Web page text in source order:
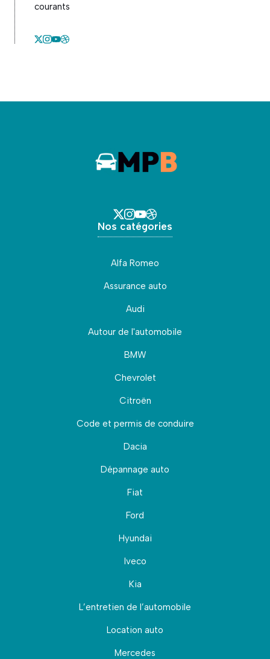
courants
Nos catégories
Alfa Romeo
Assurance auto
Audi
Autour de l'automobile
BMW
Chevrolet
Citroën
Code et permis de conduire
Dacia
Dépannage auto
Fiat
Ford
Hyundai
Iveco
Kia
L’entretien de l’automobile
Location auto
Mercedes